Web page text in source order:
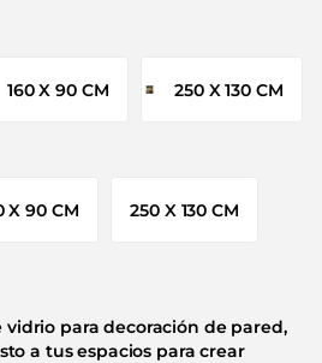
160 X 90 CM 250 X 130 CM
X 90 CM 250 X 130 CM
para decoración de pared,
a tus espacios para crear